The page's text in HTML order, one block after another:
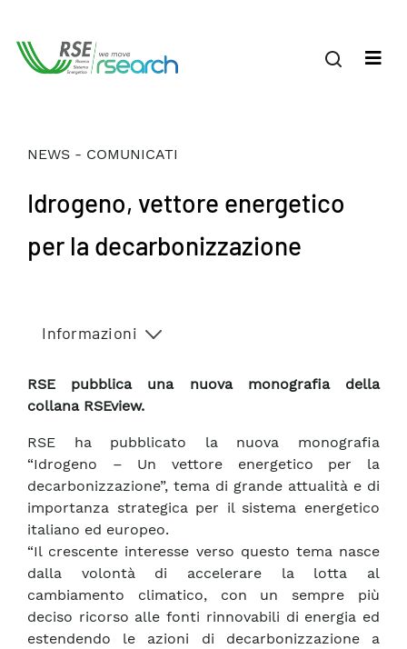
NEWS - COMUNICATI
Idrogeno, vettore energetico
per la decarbonizzazione
Informazioni
RSE pubblica una nuova monografia della
collana RSEview.
RSE ha pubblicato la nuova monografia
“Idrogeno – Un vettore energetico per la
decarbonizzazione”, tema di grande attualità e di
importanza strategica per il sistema energetico
italiano ed europeo.
“Il crescente interesse verso questo tema nasce
dalla volontà di accelerare la lotta al
cambiamento climatico, con un sempre più
deciso ricorso alle fonti rinnovabili di energia ed
estendendo le azioni di decarbonizzazione a